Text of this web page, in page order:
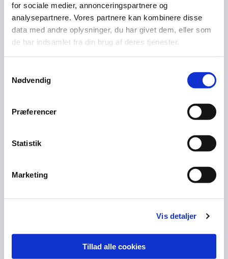
for sociale medier, annonceringspartnere og
analysepartnere. Vores partnere kan kombinere disse
data med andre oplysninger, du har givet dem, eller som
de har indsamlet fra din brug af deres tjenester.
Nødvendig
Præferencer
Statistik
Marketing
Vis detaljer
Tillad alle cookies
Du får hjælp til og opmuntring til at komme igang - og til
at komme videre. Og du får adgang til astronomi-miljøet
i Danmark og hele verden!
Se hvornår vi harmødeaftner i kalenderen.
Tag en tur forbi
, hvor du kan stille